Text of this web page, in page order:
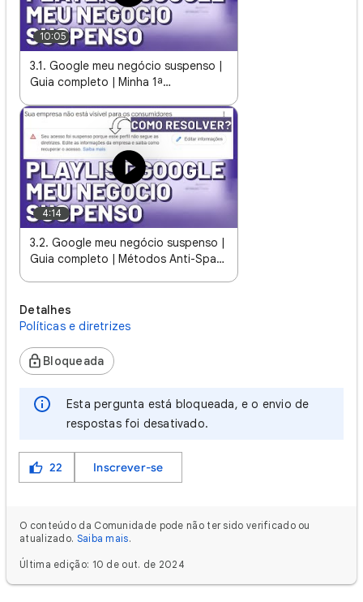
10:05
3.1. Google meu negócio suspenso |
Guia completo | Minha 1ª
4:14
3.2. Google meu negócio suspenso |
Guia completo | Métodos Anti-Spam
Detalhes
Políticas e diretrizes
Bloqueada
Esta pergunta está bloqueada, e o envio de
respostas foi desativado.
22 Inscrever-se
O conteúdo da Comunidade pode não ter sido verificado ou
atualizado. Saiba mais.
Última edição: 10 de out. de 2024